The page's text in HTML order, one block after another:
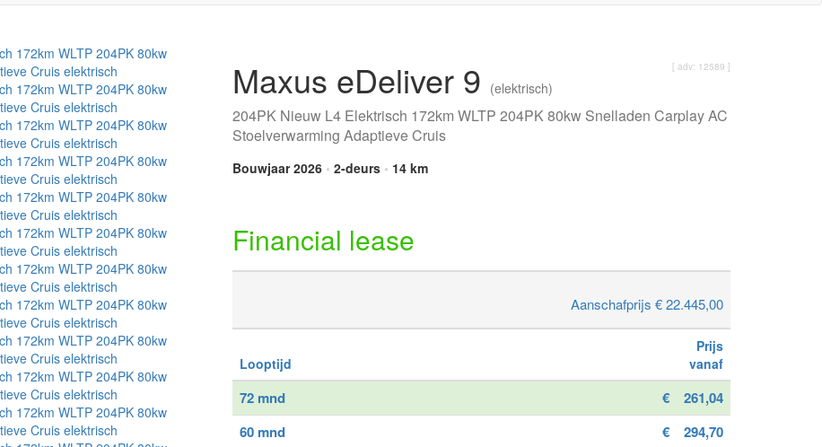
[ adv: 12589 ]
Maxus eDeliver 9 (elektrisch)
204PK Nieuw L4 Elektrisch 172km WLTP 204PK 80kw Snelladen Carplay AC
Stoelverwarming Adaptieve Cruis
Bouwjaar 2026 • 2-deurs • 14 km
Financial lease
Aanschafprijs € 22.445,00
Looptijd
Prijs
vanaf
72 mnd €
261,04
60 mnd
€
294,70